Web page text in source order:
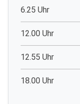
6.25 Uhr
12.00 Uhr
12.55 Uhr
18.00 Uhr